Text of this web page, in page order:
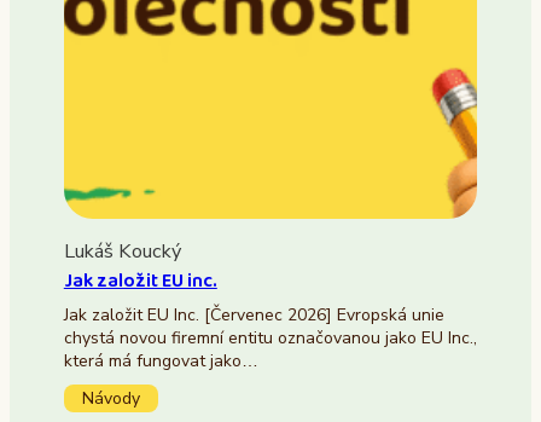
Lukáš Koucký
Jak založit EU inc.
Jak založit EU Inc. [Červenec 2026] Evropská unie
chystá novou firemní entitu označovanou jako EU Inc.,
která má fungovat jako…
Návody